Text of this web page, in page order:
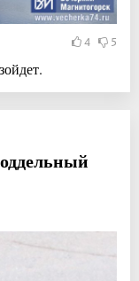
4 5